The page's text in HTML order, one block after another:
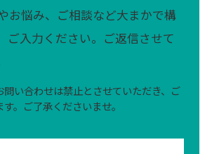
お悩み、ご相談など大まかで構
ご入力ください。ご返信させて
い合わせは禁止とさせていただき、ご
。ご了承くださいませ。